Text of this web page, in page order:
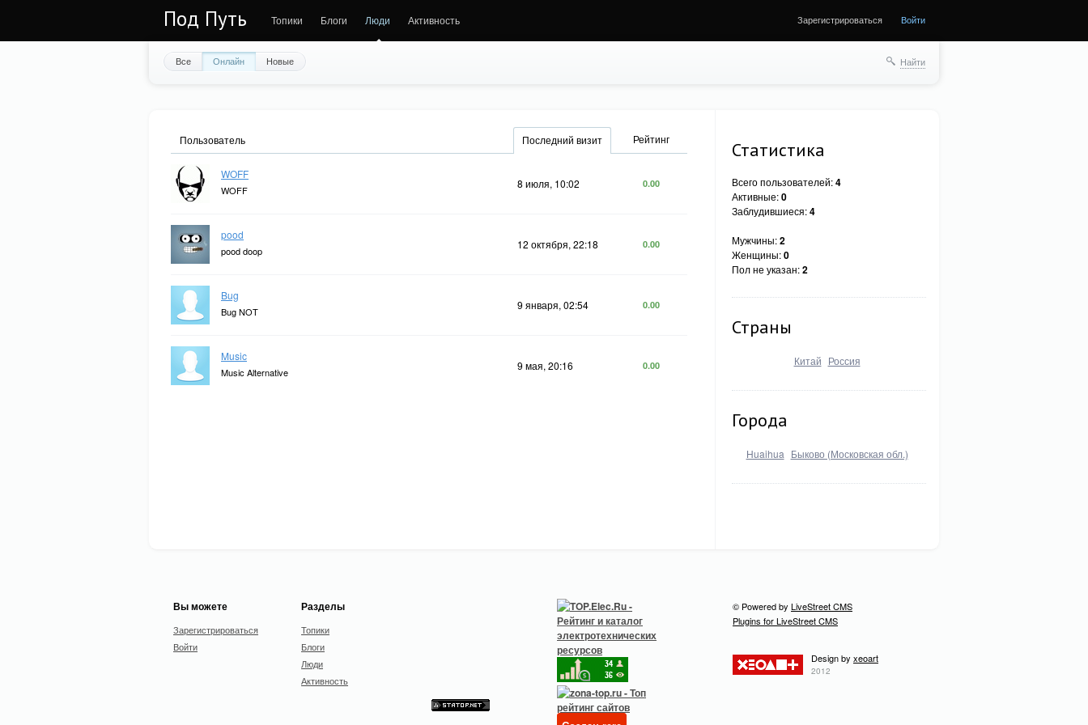
Под Путь Топики Блоги Люди Активность Зарегистрироваться Войти
Все Онлайн Новые Найти
Статистика
Всего пользователей:4
Активные:0
Заблудившиеся:4
Мужчины:2
Женщины:0
Пол не указан:2
Страны
Китай Россия
Города
Huaihua Быково (Московская обл.)
Пользователь Последний визит Рейтинг
WOFF
WOFF 8 июля, 10:02 0.00
pood
pood doop 12 октября, 22:18 0.00
Bug
Bug NOT 9 января, 02:54 0.00
Music
Music Alternative 9 мая, 20:16 0.00
Вы можете
Зарегистрироваться
Войти
Разделы
Топики
Блоги
Люди
Активность
© Powered by LiveStreet CMS
Plugins for LiveStreet CMS
Design by xeoart
2012